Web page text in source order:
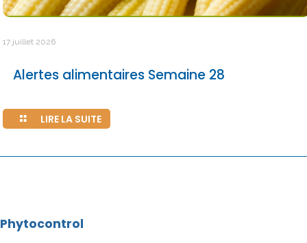
17 juillet 2026
Alertes alimentaires Semaine 28
LIRE LA SUITE
Phytocontrol